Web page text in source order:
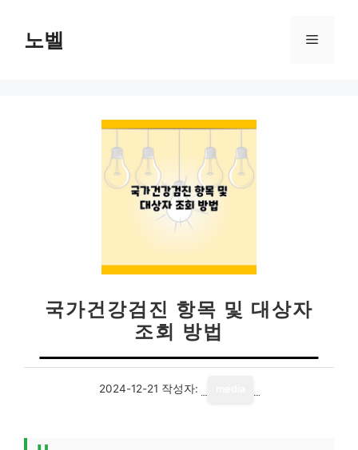
노벨 메
국가건강검진 항목 및 대상자
조회 방법
2024-12-21 작성자: